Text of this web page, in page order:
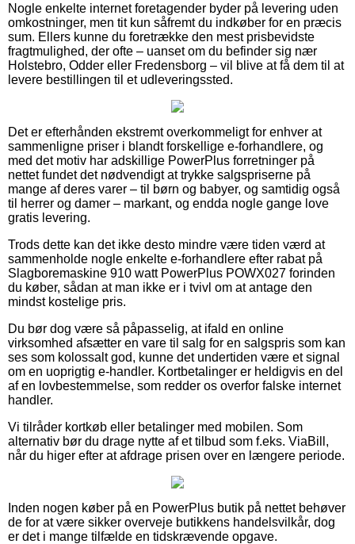
Nogle enkelte internet foretagender byder på levering uden
omkostninger, men tit kun såfremt du indkøber for en præcis
sum. Ellers kunne du foretrække den mest prisbevidste
fragtmulighed, der ofte – uanset om du befinder sig nær
Holstebro, Odder eller Fredensborg – vil blive at få dem til at
levere bestillingen til et udleveringssted.
Det er efterhånden ekstremt overkommeligt for enhver at
sammenligne priser i blandt forskellige e-forhandlere, og
med det motiv har adskillige PowerPlus forretninger på
nettet fundet det nødvendigt at trykke salgspriserne på
mange af deres varer – til børn og babyer, og samtidig også
til herrer og damer – markant, og endda nogle gange love
gratis levering.
Trods dette kan det ikke desto mindre være tiden værd at
sammenholde nogle enkelte e-forhandlere efter rabat på
Slagboremaskine 910 watt PowerPlus POWX027 forinden
du køber, sådan at man ikke er i tvivl om at antage den
mindst kostelige pris.
Du bør dog være så påpasselig, at ifald en online
virksomhed afsætter en vare til salg for en salgspris som kan
ses som kolossalt god, kunne det undertiden være et signal
om en uoprigtig e-handler. Kortbetalinger er heldigvis en del
af en lovbestemmelse, som redder os overfor falske internet
handler.
Vi tilråder kortkøb eller betalinger med mobilen. Som
alternativ bør du drage nytte af et tilbud som f.eks. ViaBill,
når du higer efter at afdrage prisen over en længere periode.
Inden nogen køber på en PowerPlus butik på nettet behøver
de for at være sikker overveje butikkens handelsvilkår, dog
er det i mange tilfælde en tidskrævende opgave.